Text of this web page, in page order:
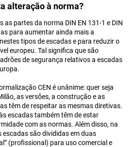
alteração à norma?
as partes da norma DIN EN 131-1 e DIN
para aumentar ainda mais a
tipos de escadas e para reduzir o
europeu. Tal significa que são
de segurança relativos a escadas
CEN é unânime: quer seja
as versões, a construção e as
têm de respeitar as mesmas diretivas.
escadas também têm de estar
com as normas. Além disso, na
escadas são divididas em duas
(profissional) para uso comercial e